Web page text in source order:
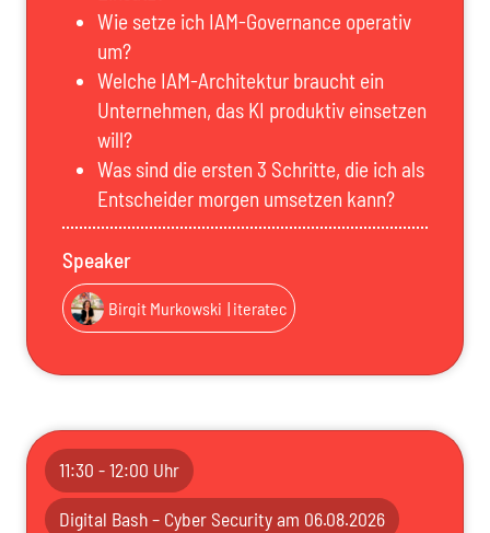
Wie setze ich IAM-Governance operativ
um?
Welche IAM-Architektur braucht ein
Unternehmen, das KI produktiv einsetzen
will?
Was sind die ersten 3 Schritte, die ich als
Entscheider morgen umsetzen kann?
Speaker
Birgit Murkowski | iteratec
11:30 - 12:00 Uhr
Digital Bash – Cyber Security am 06.08.2026